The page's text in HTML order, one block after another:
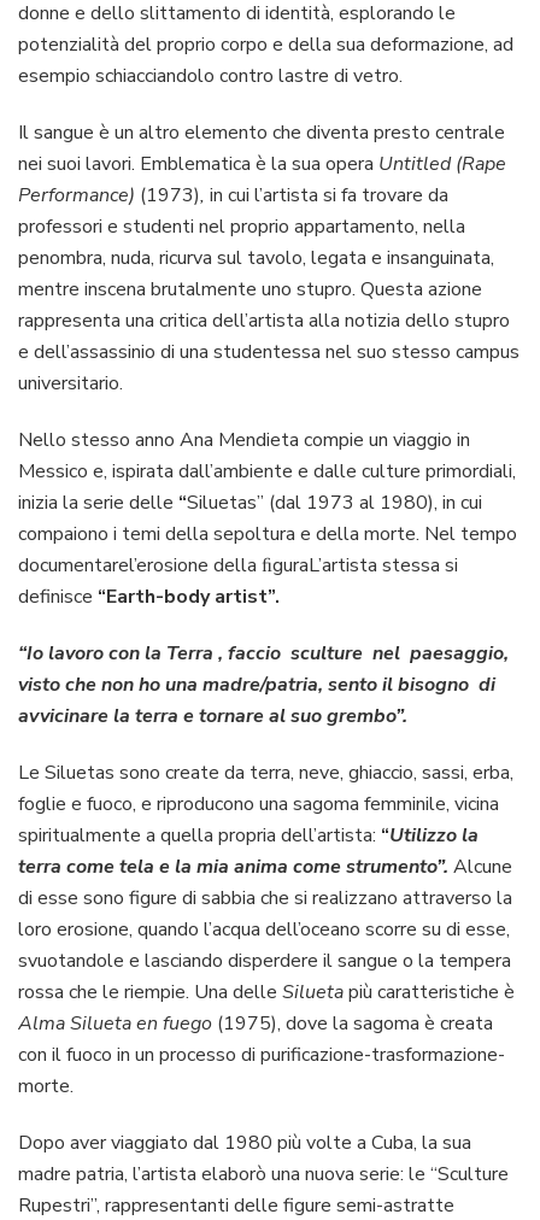
donne e dello slittamento di identità, esplorando le
potenzialità del proprio corpo e della sua deformazione, ad
esempio schiacciandolo contro lastre di vetro.
Il sangue è un altro elemento che diventa presto centrale
nei suoi lavori. Emblematica è la sua opera Untitled (Rape
Performance) (1973), in cui l’artista si fa trovare da
professori e studenti nel proprio appartamento, nella
penombra, nuda, ricurva sul tavolo, legata e insanguinata,
mentre inscena brutalmente uno stupro. Questa azione
rappresenta una critica dell’artista alla notizia dello stupro
e dell’assassinio di una studentessa nel suo stesso campus
universitario.
Nello stesso anno Ana Mendieta compie un viaggio in
Messico e, ispirata dall’ambiente e dalle culture primordiali,
inizia la serie delle “Siluetas” (dal 1973 al 1980), in cui
compaiono i temi della sepoltura e della morte. Nel tempo
documentarel’erosione della ﬁguraL’artista stessa si
definisce “Earth-body artist”.
“Io lavoro con la Terra , faccio sculture nel paesaggio,
visto che non ho una madre/patria, sento il bisogno di
avvicinare la terra e tornare al suo grembo”.
Le Siluetas sono create da terra, neve, ghiaccio, sassi, erba,
foglie e fuoco, e riproducono una sagoma femminile, vicina
spiritualmente a quella propria dell’artista: “Utilizzo la
terra come tela e la mia anima come strumento”. Alcune
di esse sono figure di sabbia che si realizzano attraverso la
loro erosione, quando l’acqua dell’oceano scorre su di esse,
svuotandole e lasciando disperdere il sangue o la tempera
rossa che le riempie. Una delle Siluetapiù caratteristiche è
Alma Silueta en fuego (1975), dove la sagoma è creata
con il fuoco in un processo di purificazione-trasformazione-
morte.
Dopo aver viaggiato dal 1980 più volte a Cuba, la sua
madre patria, l’artista elaborò una nuova serie: le “Sculture
Rupestri”, rappresentanti delle figure semi-astratte